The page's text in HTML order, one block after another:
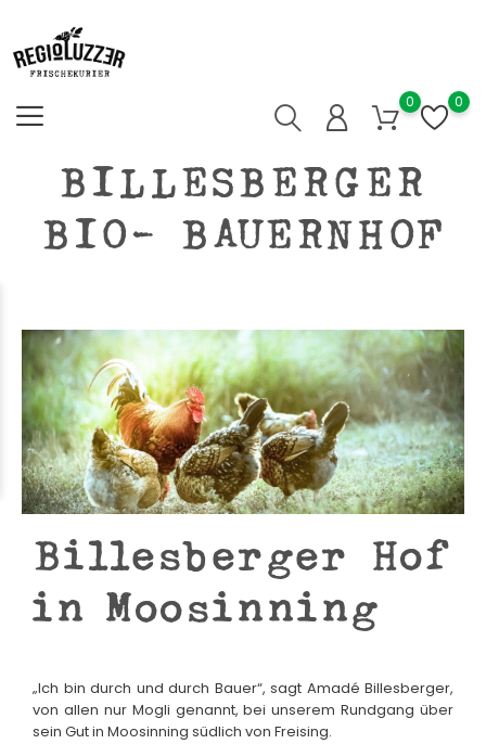
0 0
BILLESBERGER
BIO- BAUERNHOF
Billesberger Hof
in Moosinning
„Ich bin durch und durch Bauer“, sagt Amadé Billesberger,
von allen nur Mogli genannt, bei unserem Rundgang über
sein Gut in Moosinning südlich von Freising.